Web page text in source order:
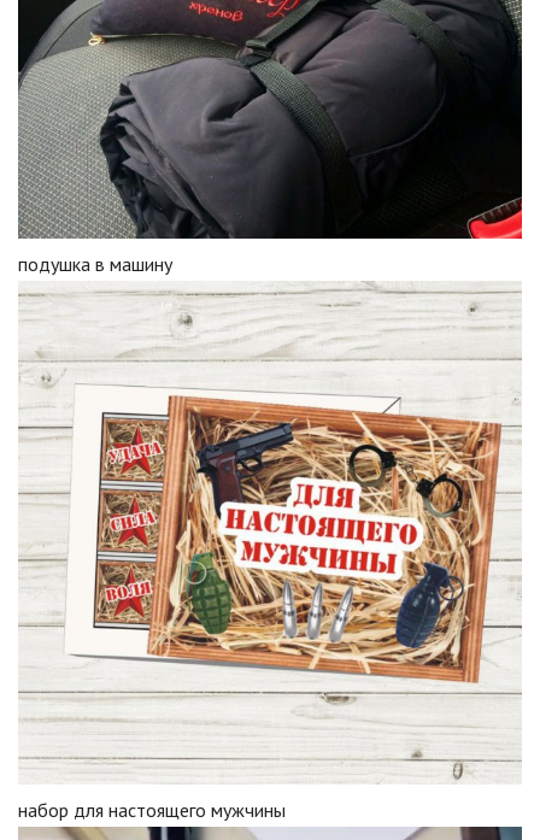
подушка в машину
набор для настоящего мужчины